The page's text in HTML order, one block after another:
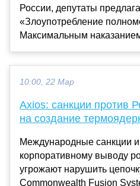
России, депутаты
«Злоупотребление
Максимальным
10:00, 22 Мар
Axios: санкции против
на создание
Международные санкции
корпоративному выводу
угрожают нарушить
Commonwealth Fusion